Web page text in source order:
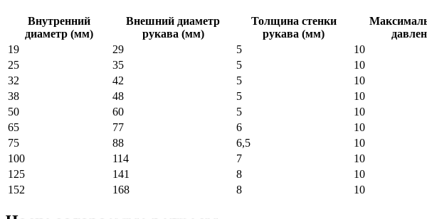
Внутренний
диаметр (мм)
Внешний диаметр
рукава (мм)
Толщина стенки
рукава (мм)
19
29 5 10
25
35 5 10
32
42 5 10
38
48 5 10
50
60 5 10
65
77 6 10
75
88 6,5 10
100
114 7 10
125
141 8 10
152
168 8 10